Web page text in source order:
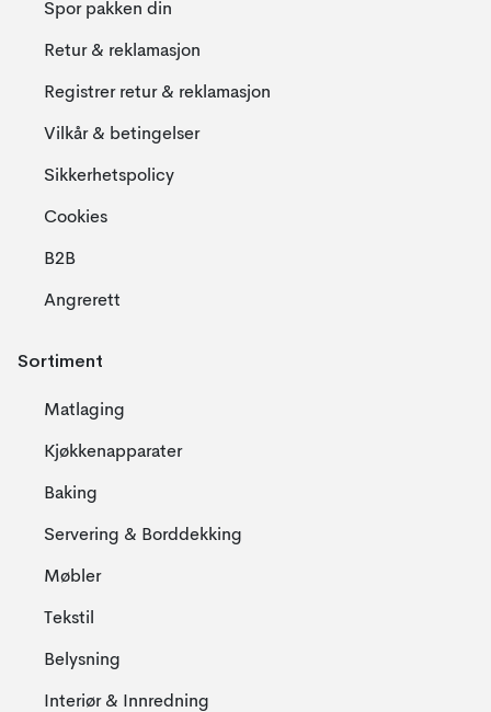
Spor pakken din
Retur & reklamasjon
Registrer retur & reklamasjon
Vilkår & betingelser
Sikkerhetspolicy
Cookies
B2B
Angrerett
Sortiment
Matlaging
Kjøkkenapparater
Baking
Servering & Borddekking
Møbler
Tekstil
Belysning
Interiør & Innredning